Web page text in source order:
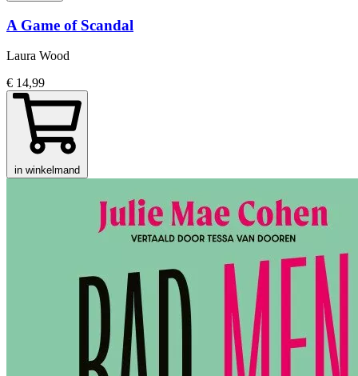
A Game of Scandal
Laura Wood
€ 14,99
in winkelmand